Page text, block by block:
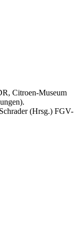
Citroen-Museum
(Hrsg.) FGV-